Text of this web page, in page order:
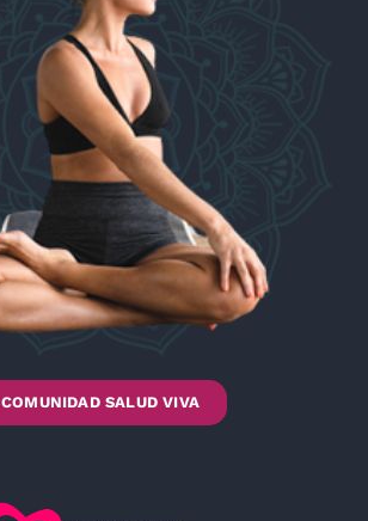
COMUNIDAD SALUD VIVA